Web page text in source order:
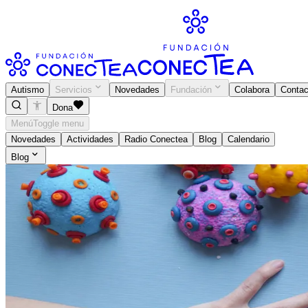
Autismo Servicios Novedades Fundación Colabora
Dona
MenúToggle menu
Novedades
Actividades Radio Conectea Blog
Calendario
Blog